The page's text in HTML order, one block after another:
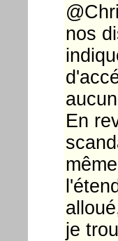
nos
En
je